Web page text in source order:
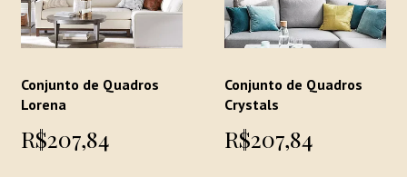
Conjunto de Quadros
Lorena
R$207,84
Conjunto de Quadros
Crystals
R$207,84